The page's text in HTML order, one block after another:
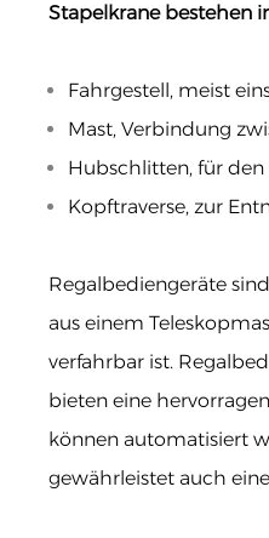
Stapelkrane bestehen
Fahrgestell, meist
Mast, Verbindung
Hubschlitten, für den
Kopftraverse, zur
Regalbediengeräte
aus einem
verfahrbar ist.
bieten eine
können automatisiert
gewährleistet auch